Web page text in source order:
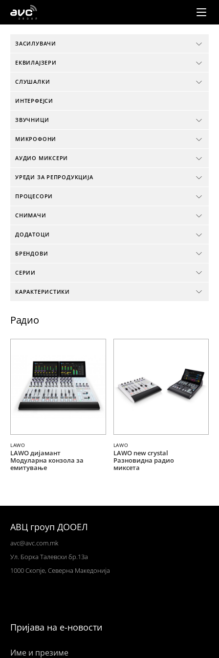
AVC
ЗАСИЛУВАЧИ
ЕКВИЛАЈЗЕРИ
СЛУШАЛКИ
ИНТЕРФЕЈСИ
ЗВУЧНИЦИ
МИКРОФОНИ
АУДИО МИКСЕРИ
УРЕДИ ЗА РЕПРОДУКЦИЈА
ПРОЦЕСОРИ
СНИМАЧИ
ДОДАТОЦИ
БРЕНДОВИ
СЕРИИ
КАРАКТЕРИСТИКИ
Радио
LAWO
LAWO дијамант
Модуларна конзола за
емитување
LAWO
LAWO new crystal
Разновидна радио
миксета
АВЦ гроуп ДООЕЛ
avc@avc.com.mk
Ул . Борка Талевски бр.13а
1000 Скопје, Северна Македонија
Пријава на е-новости
Име и презиме